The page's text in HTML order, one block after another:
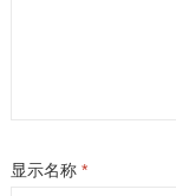
显示名称 *